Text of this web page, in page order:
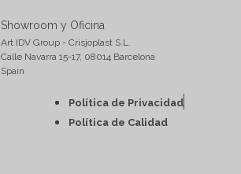
Showroom y Oficina
Art IDV Group - Crisjoplast S.L.
Calle Navarra 15-17, 08014 Barcelona
Spain
Política de Privacidad
Política de Calidad